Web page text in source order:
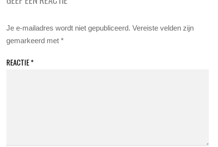
Je e-mailadres wordt niet gepubliceerd. Vereiste velden zijn
gemarkeerd met*
REACTIE*